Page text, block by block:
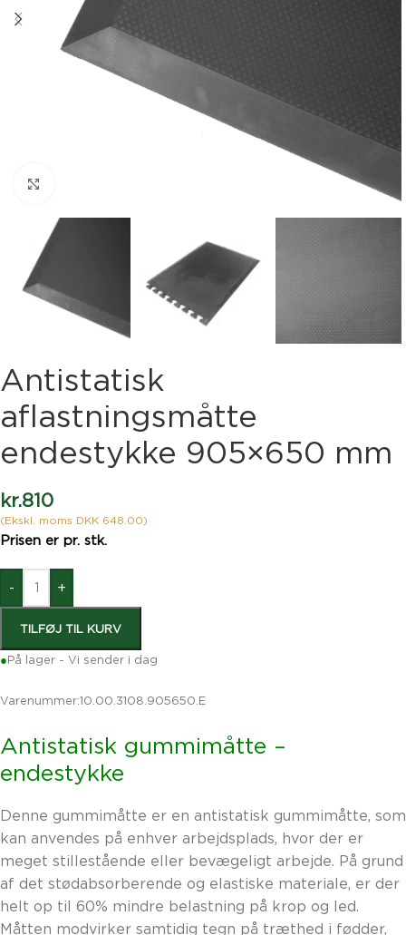
Antistatisk
aflastningsmåtte
endestykke 905×650 mm
kr.810
Prisen er pr. stk.
TILFØJ TIL KURV
●På lager - Vi sender i dag
Antistatisk gummimåtte –
endestykke
Denne gummimåtte er en antistatisk gummimåtte, som
kan anvendes på enhver arbejdsplads, hvor der er
meget stillestående eller bevægeligt arbejde. På grund
af det stødabsorberende og elastiske materiale, er der
helt op til 60% mindre belastning på krop og led.
Måtten modvirker samtidig tegn på træthed i fødder,